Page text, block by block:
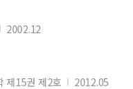
2002.12
제15권 제2호 2012.05